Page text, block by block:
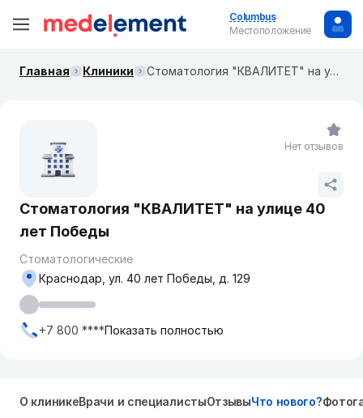
Columbus
Местоположение
Главная Клиники Стоматология "КВАЛИТЕТ" на улице 40 лет Победы
Стоматология "КВАЛИТЕТ" на улице 40
лет Победы
Стоматологические
Краснодар, ул. 40 лет Победы, д. 129
+7 800 ****Показать полностью
Нет отзывов
О клиникеВрачи и специалистыОтзывыЧто нового?